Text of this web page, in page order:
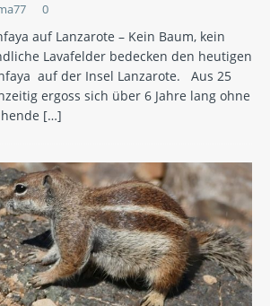
0
auf Lanzarote – Kein Baum, kein
Lavafelder bedecken den heutigen
auf der Insel Lanzarote. Aus 25
ergoss sich über 6 Jahre lang ohne
[…]